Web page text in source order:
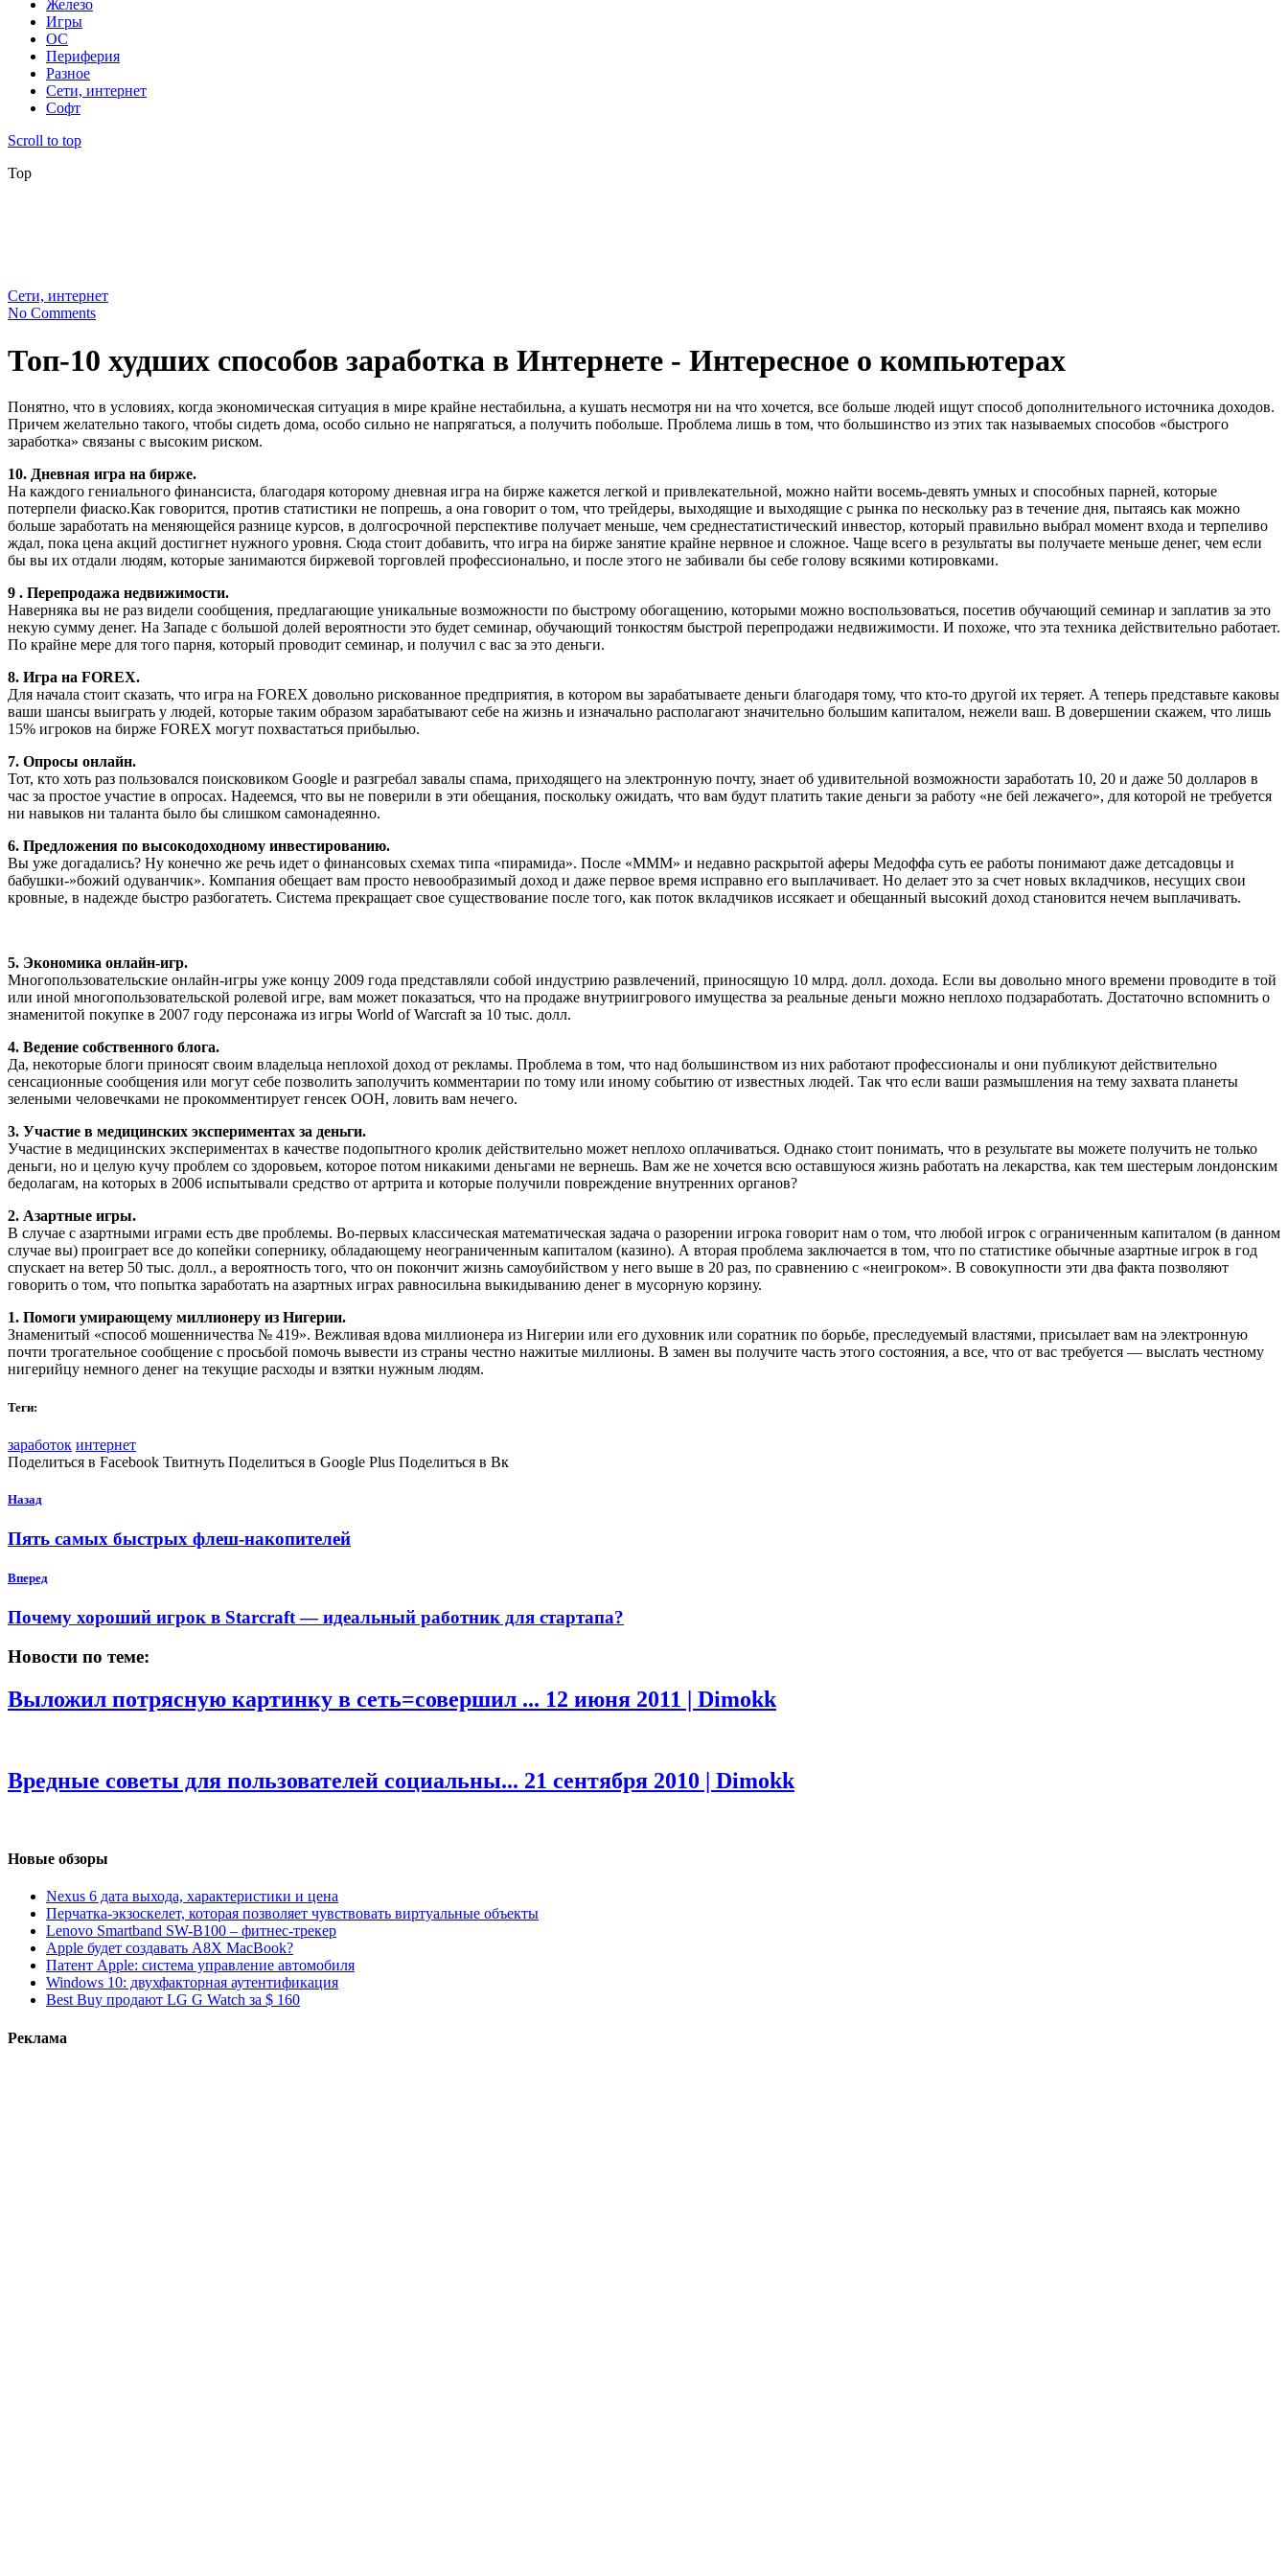
Железо
Игры
ОС
Периферия
Разное
Сети, интернет
Софт
Scroll to top
Top
Сети, интернет
No Comments
Топ-10 худших способов заработка в Интернете - Интересное о компьютерах
Понятно, что в условиях, когда экономическая ситуация в мире крайне нестабильна, а кушать несмотря ни на что хочется, все больше людей ищут способ дополнительного источника доходов.
Причем желательно такого, чтобы сидеть дома, особо сильно не напрягаться, а получить побольше. Проблема лишь в том, что большинство из этих так называемых способов «быстрого
заработка» связаны с высоким риском.
10. Дневная игра на бирже.
На каждого гениального финансиста, благодаря которому дневная игра на бирже кажется легкой и привлекательной, можно найти восемь-девять умных и способных парней, которые
потерпели фиаско.Как говорится, против статистики не попрешь, а она говорит о том, что трейдеры, выходящие и выходящие с рынка по нескольку раз в течение дня, пытаясь как можно
больше заработать на меняющейся разнице курсов, в долгосрочной перспективе получает меньше, чем среднестатистический инвестор, который правильно выбрал момент входа и терпеливо
ждал, пока цена акций достигнет нужного уровня. Сюда стоит добавить, что игра на бирже занятие крайне нервное и сложное. Чаще всего в результаты вы получаете меньше денег, чем если
бы вы их отдали людям, которые занимаются биржевой торговлей профессионально, и после этого не забивали бы себе голову всякими котировками.
9 . Перепродажа недвижимости.
Наверняка вы не раз видели сообщения, предлагающие уникальные возможности по быстрому обогащению, которыми можно воспользоваться, посетив обучающий семинар и заплатив за это
некую сумму денег. На Западе с большой долей вероятности это будет семинар, обучающий тонкостям быстрой перепродажи недвижимости. И похоже, что эта техника действительно работает.
По крайне мере для того парня, который проводит семинар, и получил с вас за это деньги.
8. Игра на FOREX.
Для начала стоит сказать, что игра на FOREX довольно рискованное предприятия, в котором вы зарабатываете деньги благодаря тому, что кто-то другой их теряет. А теперь представьте каковы
ваши шансы выиграть у людей, которые таким образом зарабатывают себе на жизнь и изначально располагают значительно большим капиталом, нежели ваш. В довершении скажем, что лишь
15% игроков на бирже FOREX могут похвастаться прибылью.
7. Опросы онлайн.
Тот, кто хоть раз пользовался поисковиком Google и разгребал завалы спама, приходящего на электронную почту, знает об удивительной возможности заработать 10, 20 и даже 50 долларов в
час за простое участие в опросах. Надеемся, что вы не поверили в эти обещания, поскольку ожидать, что вам будут платить такие деньги за работу «не бей лежачего», для которой не требуется
ни навыков ни таланта было бы слишком самонадеянно.
6. Предложения по высокодоходному инвестированию.
Вы уже догадались? Ну конечно же речь идет о финансовых схемах типа «пирамида». После «МММ» и недавно раскрытой аферы Медоффа суть ее работы понимают даже детсадовцы и
бабушки-»божий одуванчик». Компания обещает вам просто невообразимый доход и даже первое время исправно его выплачивает. Но делает это за счет новых вкладчиков, несущих свои
кровные, в надежде быстро разбогатеть. Система прекращает свое существование после того, как поток вкладчиков иссякает и обещанный высокий доход становится нечем выплачивать.
5. Экономика онлайн-игр.
Многопользовательские онлайн-игры уже концу 2009 года представляли собой индустрию развлечений, приносящую 10 млрд. долл. дохода. Если вы довольно много времени проводите в той
или иной многопользовательской ролевой игре, вам может показаться, что на продаже внутриигрового имущества за реальные деньги можно неплохо подзаработать. Достаточно вспомнить о
знаменитой покупке в 2007 году персонажа из игры World of Warcraft за 10 тыс. долл.
4. Ведение собственного блога.
Да, некоторые блоги приносят своим владельца неплохой доход от рекламы. Проблема в том, что над большинством из них работают профессионалы и они публикуют действительно
сенсационные сообщения или могут себе позволить заполучить комментарии по тому или иному событию от известных людей. Так что если ваши размышления на тему захвата планеты
зелеными человечками не прокомментирует генсек ООН, ловить вам нечего.
3. Участие в медицинских экспериментах за деньги.
Участие в медицинских экспериментах в качестве подопытного кролик действительно может неплохо оплачиваться. Однако стоит понимать, что в результате вы можете получить не только
деньги, но и целую кучу проблем со здоровьем, которое потом никакими деньгами не вернешь. Вам же не хочется всю оставшуюся жизнь работать на лекарства, как тем шестерым лондонским
бедолагам, на которых в 2006 испытывали средство от артрита и которые получили повреждение внутренних органов?
2. Азартные игры.
В случае с азартными играми есть две проблемы. Во-первых классическая математическая задача о разорении игрока говорит нам о том, что любой игрок с ограниченным капиталом (в данном
случае вы) проиграет все до копейки сопернику, обладающему неограниченным капиталом (казино). А вторая проблема заключается в том, что по статистике обычные азартные игрок в год
спускает на ветер 50 тыс. долл., а вероятность того, что он покончит жизнь самоубийством у него выше в 20 раз, по сравнению с «неигроком». В совокупности эти два факта позволяют
говорить о том, что попытка заработать на азартных играх равносильна выкидыванию денег в мусорную корзину.
1. Помоги умирающему миллионеру из Нигерии.
Знаменитый «способ мошенничества № 419». Вежливая вдова миллионера из Нигерии или его духовник или соратник по борьбе, преследуемый властями, присылает вам на электронную
почти трогательное сообщение с просьбой помочь вывести из страны честно нажитые миллионы. В замен вы получите часть этого состояния, а все, что от вас требуется — выслать честному
нигерийцу немного денег на текущие расходы и взятки нужным людям.
Теги:
заработок интернет
Поделиться в Facebook Твитнуть Поделиться в Google Plus Поделиться в Вк
Назад
Пять самых быстрых флеш-накопителей
Вперед
Почему хороший игрок в Starcraft — идеальный работник для стартапа?
Новости по теме:
Выложил потрясную картинку в сеть=совершил ... 12 июня 2011 | Dimokk
Вредные советы для пользователей социальны... 21 сентября 2010 | Dimokk
Новые обзоры
Nexus 6 дата выхода, характеристики и цена
Перчатка-экзоскелет, которая позволяет чувствовать виртуальные объекты
Lenovo Smartband SW-B100 – фитнес-трекер
Apple будет создавать A8X MacBook?
Патент Apple: система управление автомобиля
Windows 10: двухфакторная аутентификация
Best Buy продают LG G Watch за $ 160
Реклама